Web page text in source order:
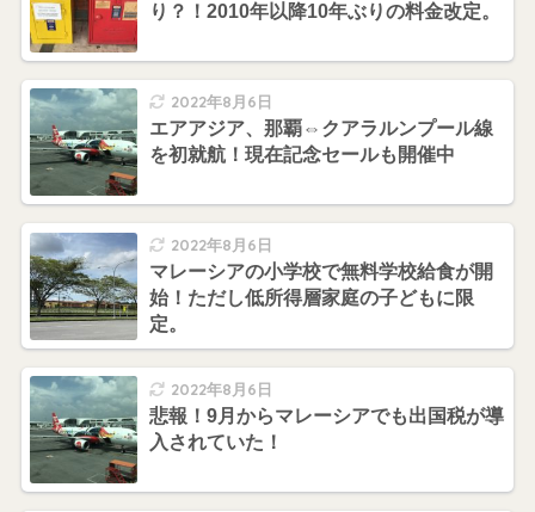
り？！2010年以降10年ぶりの料金改定。
2022年8月6日
エアアジア、那覇⇔クアラルンプール線
を初就航！現在記念セールも開催中
2022年8月6日
マレーシアの小学校で無料学校給食が開
始！ただし低所得層家庭の子どもに限
定。
2022年8月6日
悲報！9月からマレーシアでも出国税が導
入されていた！